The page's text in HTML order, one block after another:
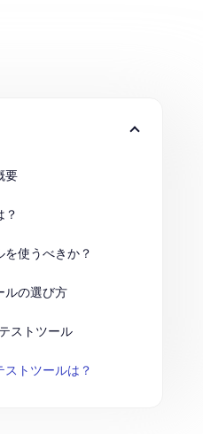
要
？
使うべきか？
ルの選び方
ストツール
トツールは？